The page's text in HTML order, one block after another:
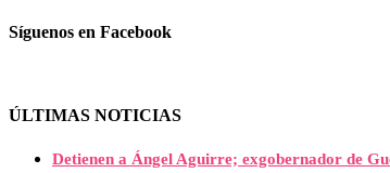
Síguenos en Facebook
ÚLTIMAS NOTICIAS
Detienen a Ángel Aguirre; exgobernador de